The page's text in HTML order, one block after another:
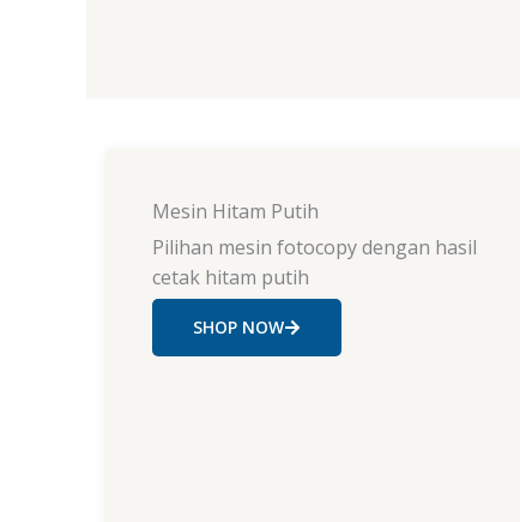
Mesin Hitam Putih
Pilihan mesin fotocopy dengan hasil
cetak hitam putih
SHOP NOW